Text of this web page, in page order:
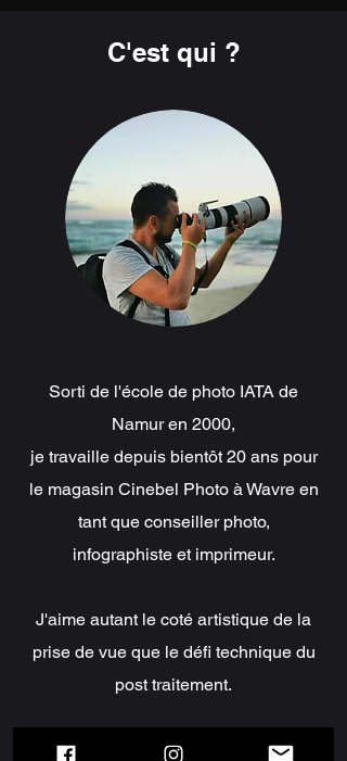
C'est qui ?
Sorti de l'école de photo IATA de
Namur en 2000,
je travaille depuis bientôt 20 ans pour
le magasin Cinebel Photo à Wavre en
tant que conseiller photo,
infographiste et imprimeur.
J'aime autant le coté artistique de la
prise de vue que le défi technique du
post traitement.
Benjamin